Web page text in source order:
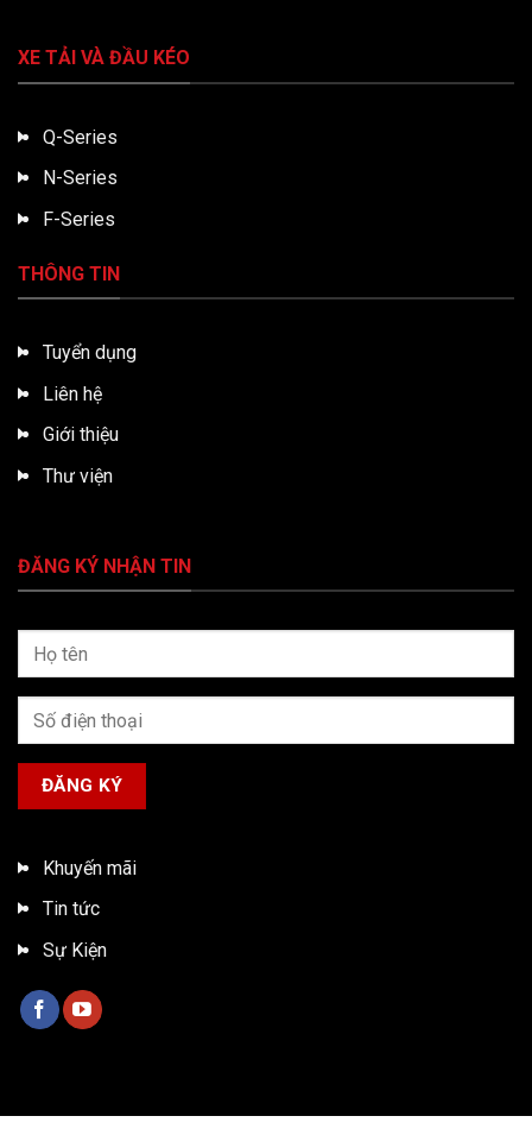
XE TẢI VÀ ĐẦU KÉO
Q-Series
N-Series
F-Series
THÔNG TIN
Tuyển dụng
Liên hệ
Giới thiệu
Thư viện
ĐĂNG KÝ NHẬN TIN
Khuyến mãi
Tin tức
Sự Kiện